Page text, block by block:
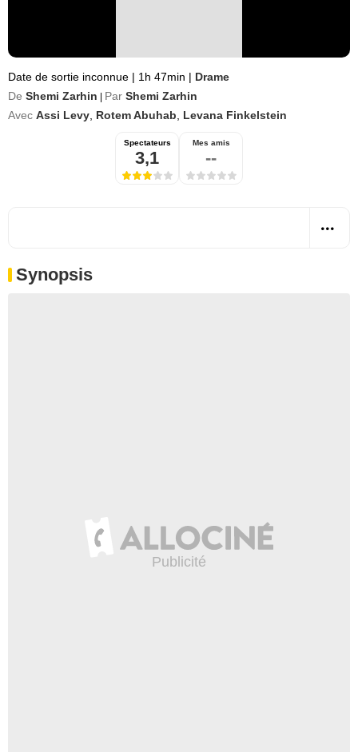
Date de sortie inconnue | 1h 47min | Drame
De Shemi Zarhin Par Shemi Zarhin
Avec Assi Levy Rotem Abuhab Levana Finkelstein
Spectateurs
3,1
Mes amis
--
Synopsis